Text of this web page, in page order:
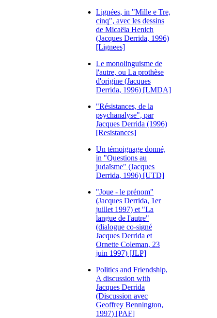
Lignées, in "Mille e Tre,
cinq", avec les dessins
de Micaëla Henich
(Jacques Derrida, 1996)
[Lignees]
Le monolinguisme de
l'autre, ou La prothèse
d'origine (Jacques
Derrida, 1996) [LMDA]
"Résistances, de la
psychanalyse", par
Jacques Derrida (1996)
[Resistances]
Un témoignage donné,
in "Questions au
judaïsme" (Jacques
Derrida, 1996) [UTD]
"Joue - le prénom"
(Jacques Derrida, 1er
juillet 1997) et "La
langue de l'autre"
(dialogue co-signé
Jacques Derrida et
Ornette Coleman, 23
juin 1997) [JLP]
Politics and Friendship,
A discussion with
Jacques Derrida
(Discussion avec
Geoffrey Bennington,
1997) [PAF]